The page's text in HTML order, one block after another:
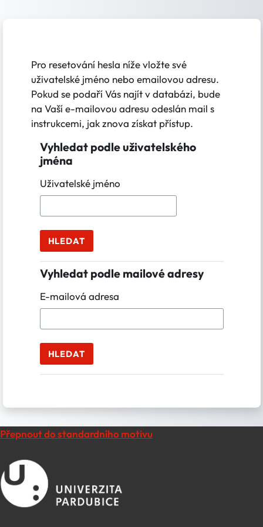
Pro resetování hesla níže vložte své
uživatelské jméno nebo emailovou adresu.
Pokud se podaří Vás najít v databázi, bude
na Vaší e-mailovou adresu odeslán mail s
instrukcemi, jak znova získat přístup.
Vyhledat podle uživatelského jména
Vyhledat podle uživatelského
jména
Uživatelské jméno
Vyhledat podle mailové adresy
Vyhledat podle mailové adresy
E-mailová adresa
Přepnout do standardního motivu